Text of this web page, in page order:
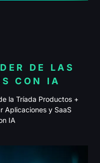
DE LAS
CON IA
la Tríada Productos +
Aplicaciones y SaaS
IA